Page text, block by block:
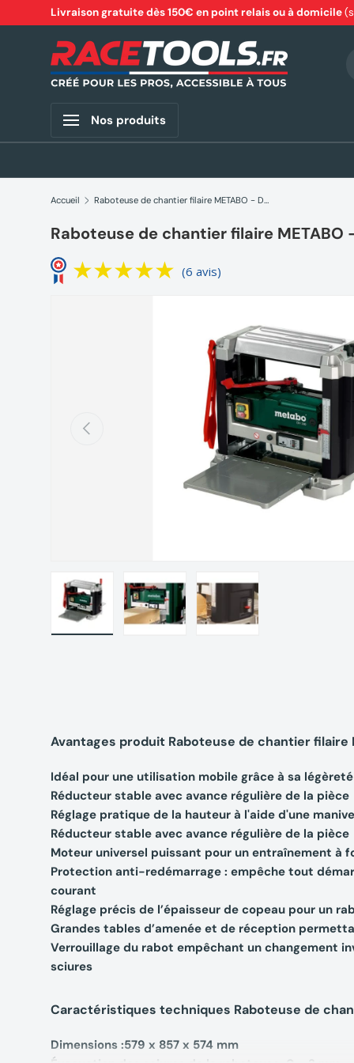
Aller au contenu
Livraison gratuite dès 150€ en point relais ou à domicile
Nos produits
Accueil Raboteuse de chantier filaire METABO - DH 330
Raboteuse de chantier filaire METABO
(6 avis)
Précédent
Avantages produit Raboteuse de chantier filaire
Idéal pour une utilisation mobile grâce à sa légèreté
Réducteur stable avec avance régulière de la pièce
Réglage pratique de la hauteur à l'aide d'une
Réducteur stable avec avance régulière de la pièce
Moteur universel puissant pour un entraînement à
Protection anti-redémarrage : empêche tout
courant
Réglage précis de l’épaisseur de copeau pour un
Grandes tables d’amenée et de réception
Verrouillage du rabot empêchant un changement
sciures
Caractéristiques techniques Raboteuse de
Dimensions :579 x 857 x 574 mm